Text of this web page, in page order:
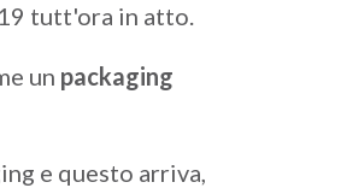
tutt'ora in atto.
un packaging
e questo arriva,